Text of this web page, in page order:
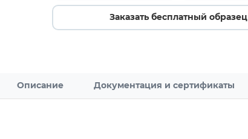
Заказать бесплатный образец
Описание Документация и сертификаты